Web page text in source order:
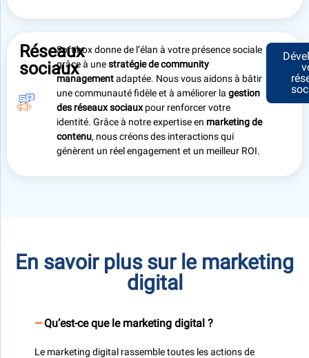
Réseaux
sociaux
Softibox donne de l’élan à votre présence sociale
grâce à unestratégie decommunity
managementadaptée. Nous vous aidons à bâtir
une communauté fidèle et à améliorer lagestion
des réseaux sociauxpour renforcer votre
identité. Grâce à notre expertise en marketing de
contenu, nous créons des interactions qui
génèrent un réel engagement et un meilleur ROI.
En savoir plus sur le marketing
digital
Qu’est-ce que le marketing digital ?
Le marketing digital rassemble toutes les actions de